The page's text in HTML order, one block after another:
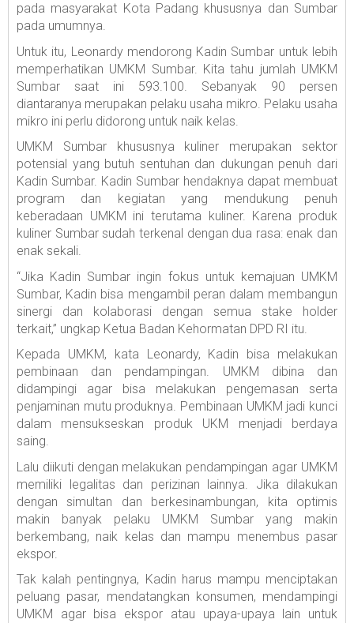
pada masyarakat Kota Padang khususnya dan Sumbar
pada umumnya.
Untuk itu, Leonardy mendorong Kadin Sumbar untuk lebih
memperhatikan UMKM Sumbar. Kita tahu jumlah UMKM
Sumbar saat ini 593.100. Sebanyak 90 persen
diantaranya merupakan pelaku usaha mikro. Pelaku usaha
mikro ini perlu didorong untuk naik kelas.
UMKM Sumbar khususnya kuliner merupakan sektor
potensial yang butuh sentuhan dan dukungan penuh dari
Kadin Sumbar. Kadin Sumbar hendaknya dapat membuat
program dan kegiatan yang mendukung penuh
keberadaan UMKM ini terutama kuliner. Karena produk
kuliner Sumbar sudah terkenal dengan dua rasa: enak dan
enak sekali.
“Jika Kadin Sumbar ingin fokus untuk kemajuan UMKM
Sumbar, Kadin bisa mengambil peran dalam membangun
sinergi dan kolaborasi dengan semua stake holder
terkait,” ungkap Ketua Badan Kehormatan DPD RI itu.
Kepada UMKM, kata Leonardy, Kadin bisa melakukan
pembinaan dan pendampingan. UMKM dibina dan
didampingi agar bisa melakukan pengemasan serta
penjaminan mutu produknya. Pembinaan UMKM jadi kunci
dalam mensukseskan produk UKM menjadi berdaya
saing.
Lalu diikuti dengan melakukan pendampingan agar UMKM
memiliki legalitas dan perizinan lainnya. Jika dilakukan
dengan simultan dan berkesinambungan, kita optimis
makin banyak pelaku UMKM Sumbar yang makin
berkembang, naik kelas dan mampu menembus pasar
ekspor.
Tak kalah pentingnya, Kadin harus mampu menciptakan
peluang pasar, mendatangkan konsumen, mendampingi
UMKM agar bisa ekspor atau upaya-upaya lain untuk